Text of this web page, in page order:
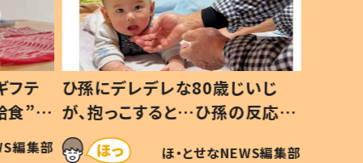
じ
応に
仕方な
編集部
生後8ヶ月で亡くなった息子 約
3年半後、当時の妻の日記に書い
てあった本音とは
ほ・とせなNEWS編集部